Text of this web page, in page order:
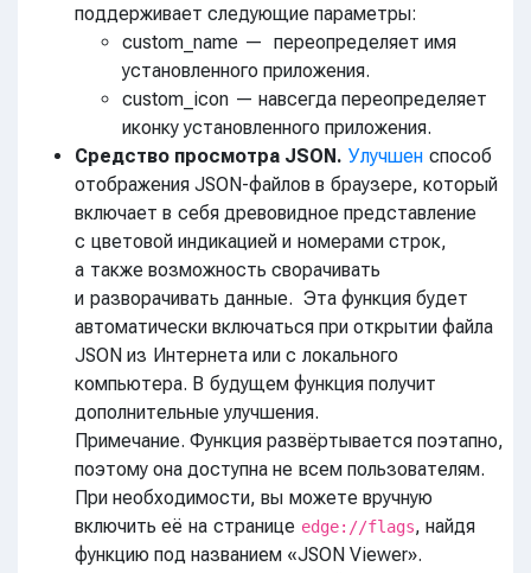
поддерживает следующие параметры:
custom_name — переопределяет имя
установленного приложения.
custom_icon — навсегда переопределяет
иконку установленного приложения.
Средство просмотра JSON. Улучшен способ
отображения JSON-файлов в браузере, который
включает в себя древовидное представление
с цветовой индикацией и номерами строк,
а также возможность сворачивать
и разворачивать данные. Эта функция будет
автоматически включаться при открытии файла
JSON из Интернета или с локального
компьютера. В будущем функция получит
дополнительные улучшения.
Примечание. Функция развёртывается поэтапно,
поэтому она доступна не всем пользователям.
При необходимости, вы можете вручную
включить её на странице edge://flags, найдя
функцию под названием «JSON Viewer».